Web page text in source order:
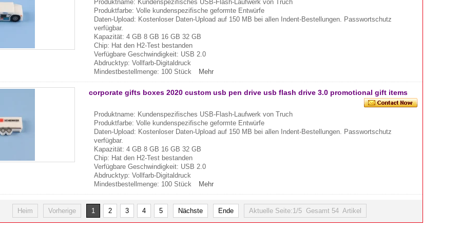
Produktname: Kundenspezifisches USB-Flash-Laufwerk von Truch
Produktfarbe: Volle kundenspezifische geformte Entwürfe
Daten-Upload: Kostenloser Daten-Upload auf 150 MB bei allen Indent-Bestellungen. Passwortschutz
verfügbar.
Kapazität: 4 GB 8 GB 16 GB 32 GB
Chip: Hat den H2-Test bestanden
Verfügbare Geschwindigkeit: USB 2.0
Abdrucktyp: Vollfarb-Digitaldruck
Mindestbestellmenge: 100 Stück
Mehr
corporate gifts boxes 2020 custom usb pen drive usb flash drive 3.0 promotional gift items
Produktname: Kundenspezifisches USB-Flash-Laufwerk von Truch
Produktfarbe: Volle kundenspezifische geformte Entwürfe
Daten-Upload: Kostenloser Daten-Upload auf 150 MB bei allen Indent-Bestellungen. Passwortschutz
verfügbar.
Kapazität: 4 GB 8 GB 16 GB 32 GB
Chip: Hat den H2-Test bestanden
Verfügbare Geschwindigkeit: USB 2.0
Abdrucktyp: Vollfarb-Digitaldruck
Mindestbestellmenge: 100 Stück
Mehr
Heim Vorherige 1 2 3 4 5 Nächste Ende Aktuelle Seite:1/5 Gesamt 54 Artikel